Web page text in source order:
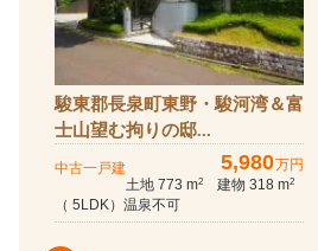
駿東郡長泉町東野・駿河湾＆富
士山望む拘りの邸...
中古一戸建 5,980万円
土地 773 m2 建物 318 m2
（ 5LDK）温泉不可